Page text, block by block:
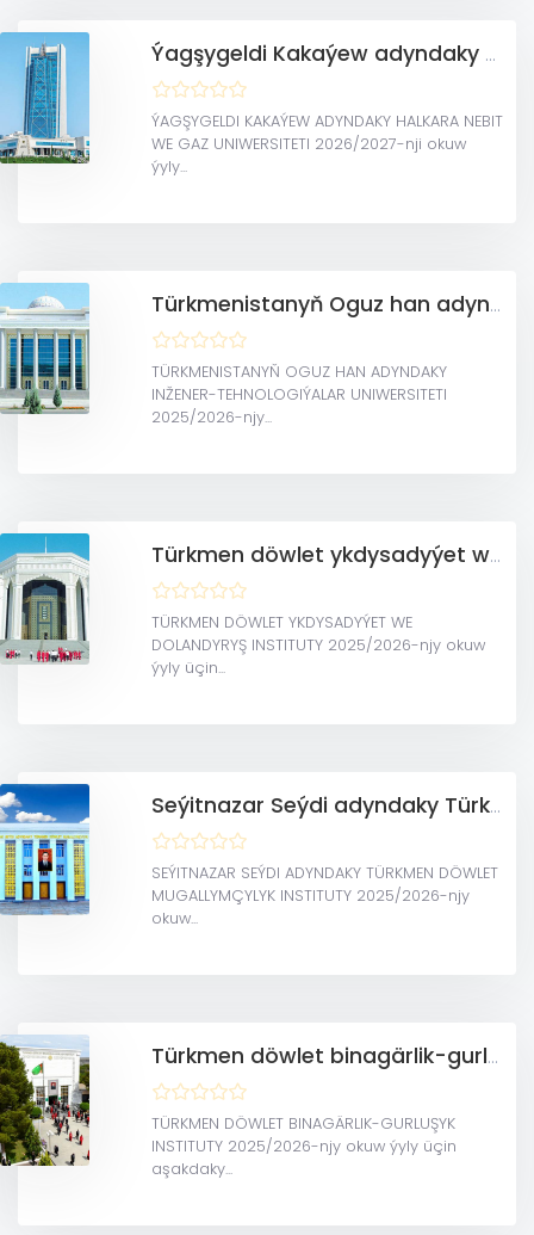
Ýagşygeldi Kakaýew adyndaky halkara nebit we gaz uniwersiteti
ÝAGŞYGELDI KAKAÝEW ADYNDAKY HALKARA NEBIT
WE GAZ UNIWERSITETI 2026/2027-nji okuw
ýyly...
Türkmenistanyň Oguz han adyndaky Inžener-tehnologiýalar uniwersiteti
TÜRKMENISTANYŇ OGUZ HAN ADYNDAKY
INŽENER-TEHNOLOGIÝALAR UNIWERSITETI
2025/2026-njy...
Türkmen döwlet ykdysadyýet we dolandyryş instituty
TÜRKMEN DÖWLET YKDYSADYÝET WE
DOLANDYRYŞ INSTITUTY 2025/2026-njy okuw
ýyly üçin...
Seýitnazar Seýdi adyndaky Türkmen döwlet mugallymçylyk instituty
SEÝITNAZAR SEÝDI ADYNDAKY TÜRKMEN DÖWLET
MUGALLYMÇYLYK INSTITUTY 2025/2026-njy
okuw...
Türkmen döwlet binagärlik-gurluşyk instituty
TÜRKMEN DÖWLET BINAGÄRLIK-GURLUŞYK
INSTITUTY 2025/2026-njy okuw ýyly üçin
aşakdaky...